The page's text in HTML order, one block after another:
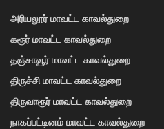
அரியலூர் மாவட்ட காவல்துறை
கரூர் மாவட்ட காவல்துறை
தஞ்சாவூர் மாவட்ட காவல்துறை
திருச்சி மாவட்ட காவல்துறை
திருவாரூர் மாவட்ட காவல்துறை
நாகப்பட்டினம் மாவட்ட காவல்துறை